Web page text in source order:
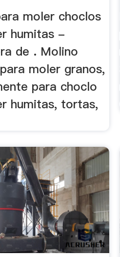
moler choclos
humitas -
de . Molino
moler granos,
para choclo
humitas, tortas,